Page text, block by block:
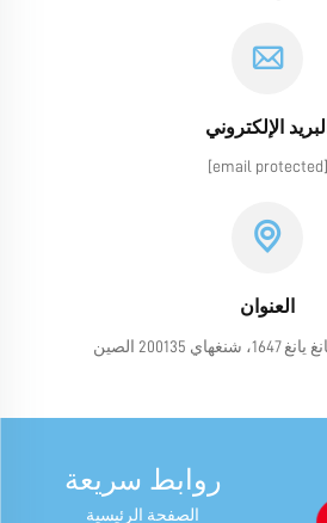
البريد الإلكتروني
[email protected]
العنوان
روابط سريعة
الصفحة الرئيسية